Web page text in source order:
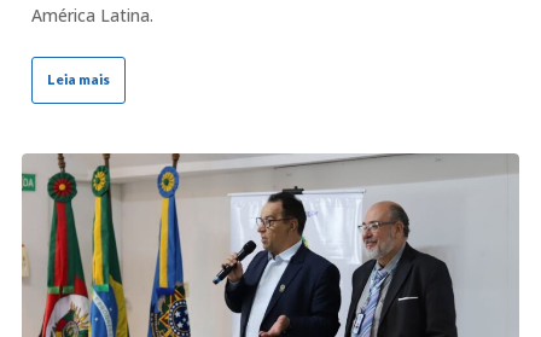
América Latina.
Leia mais